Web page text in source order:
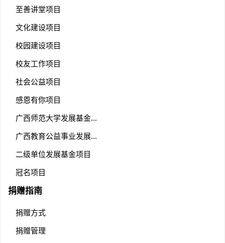
至善讲堂项目
文化建设项目
校园建设项目
校友工作项目
社会公益项目
感恩有你项目
广西师范大学发展基金...
广西教育公益事业发展...
二级单位发展基金项目
冠名项目
捐赠指南
捐赠方式
捐赠管理